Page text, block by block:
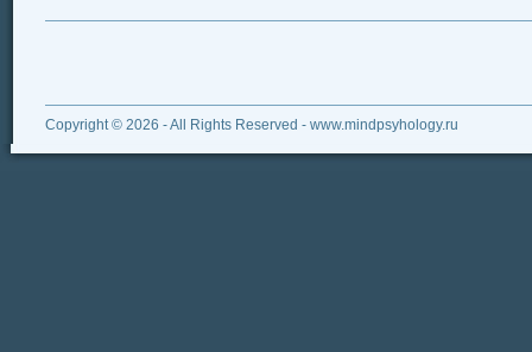
Copyright © 2026 - All Rights Reserved - www.mindpsyhology.ru